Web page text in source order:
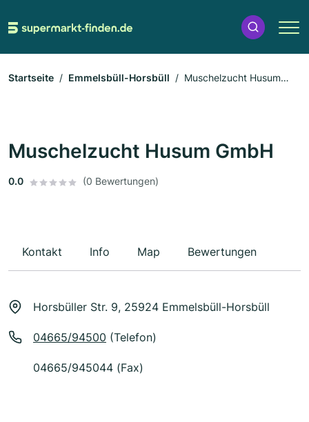
Startseite Emmelsbüll-Horsbüll
Muschelzucht Husum
Muschelzucht Husum GmbH
0.0 (0 Bewertungen)
Kontakt Info Map Bewertungen
Horsbüller Str. 9, 25924 Emmelsbüll-Horsbüll
04665/94500 (Telefon)
04665/945044 (Fax)